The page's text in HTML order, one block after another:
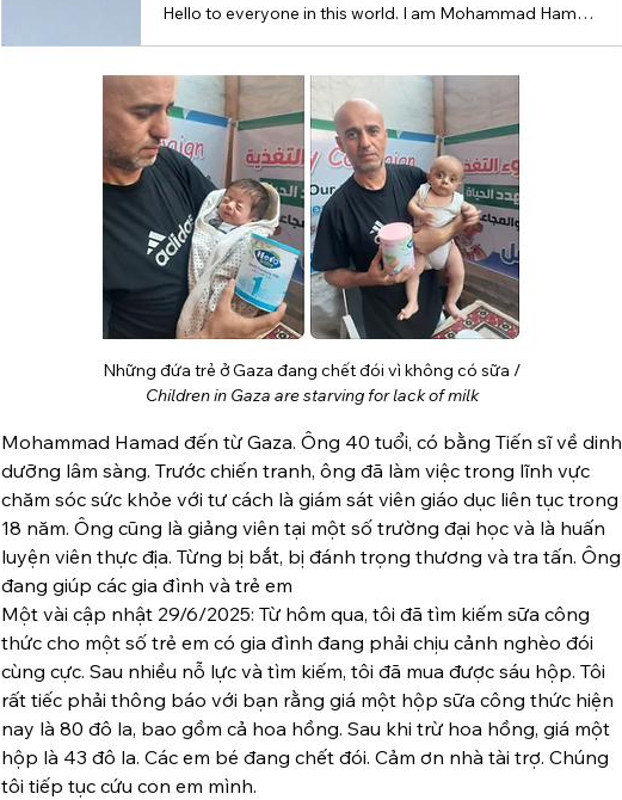
Hello to everyone in this world. I am Mohammad Hamad, speaking to you from Gaza. I don't know whether we will survive the coming days or not. I am 40 years old, from the Gaza Strip, the city of Beit Hanoun. I hold a Bachelor's degree in Nursing, a Master's degree, and a PhD in Clinical Nutrition. Before the war, I worked healthcare as a continuing education supervisor for 18 years. I am also a lecturer at several universities and a field trainer.
Children in Gaza are starving for lack of milk
Mohammad Hamad đến từ Gaza. Ông 40 tuổi, có bằng Tiến sĩ về dinh
dưỡng lâm sàng. Trước chiến tranh, ông đã làm việc trong lĩnh vực
chăm sóc sức khỏe với tư cách là giám sát viên giáo dục liên tục trong
18 năm. Ông cũng là giảng viên tại một số trường đại học và là huấn
luyện viên thực địa. Từng bị bắt, bị đánh trọng thương và tra tấn. Ông
đang giúp các gia đình và trẻ em
Một vài cập nhật 29/6/2025: Từ hôm qua, tôi đã tìm kiếm sữa công
thức cho một số trẻ em có gia đình đang phải chịu cảnh nghèo đói
cùng cực. Sau nhiều nỗ lực và tìm kiếm, tôi đã mua được sáu hộp. Tôi
rất tiếc phải thông báo với bạn rằng giá một hộp sữa công thức hiện
nay là 80 đô la, bao gồm cả hoa hồng. Sau khi trừ hoa hồng, giá một
hộp là 43 đô la. Các em bé đang chết đói. Cảm ơn nhà tài trợ. Chúng
tôi tiếp tục cứu con em mình.